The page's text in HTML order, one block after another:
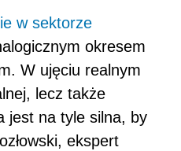
w sektorze
okresem
W ujęciu realnym
lecz także
jest na tyle silna, by
ekspert